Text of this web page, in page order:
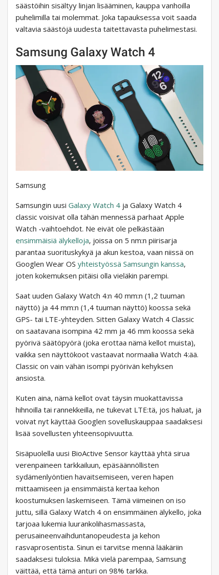
säästöihin sisältyy linjan lisääminen, kauppa vanhoilla
puhelimilla tai molemmat. Joka tapauksessa voit saada
valtavia säästöjä uudesta taitettavasta puhelimestasi.
Samsung Galaxy Watch 4
Samsung
Samsungin uusi Galaxy Watch 4 ja Galaxy Watch 4
classic voisivat olla tähän mennessä parhaat Apple
Watch -vaihtoehdot. Ne eivät ole pelkästään
ensimmäisiä älykelloja, joissa on 5 nm:n piirisarja
parantaa suorituskykyä ja akun kestoa, vaan niissä on
Googlen Wear OS yhteistyössä Samsungin kanssa,
joten kokemuksen pitäisi olla vieläkin parempi.
Saat uuden Galaxy Watch 4:n 40 mm:n (1,2 tuuman
näyttö) ja 44 mm:n (1,4 tuuman näyttö) koossa sekä
GPS- tai LTE-yhteyden. Sitten Galaxy Watch 4 Classic
on saatavana isompina 42 mm ja 46 mm koossa sekä
pyörivä säätöpyörä (joka erottaa nämä kellot muista),
vaikka sen näyttökoot vastaavat normaalia Watch 4:ää.
Classic on vain vähän isompi pyörivän kehyksen
ansiosta.
Kuten aina, nämä kellot ovat täysin muokattavissa
hihnoilla tai rannekkeilla, ne tukevat LTE:tä, jos haluat, ja
voivat nyt käyttää Googlen sovelluskauppaa saadaksesi
lisää sovellusten yhteensopivuutta.
Sisäpuolella uusi BioActive Sensor käyttää yhtä sirua
verenpaineen tarkkailuun, epäsäännöllisten
sydämenlyöntien havaitsemiseen, veren hapen
mittaamiseen ja ensimmäistä kertaa kehon
koostumuksen laskemiseen. Tämä viimeinen on iso
juttu, sillä Galaxy Watch 4 on ensimmäinen älykello, joka
tarjoaa lukemia luurankolihasmassasta,
perusaineenvaihduntanopeudesta ja kehon
rasvaprosentista. Sinun ei tarvitse mennä lääkäriin
saadaksesi tuloksia. Mikä vielä parempaa, Samsung
väittää, että tämä anturi on 98% tarkka.